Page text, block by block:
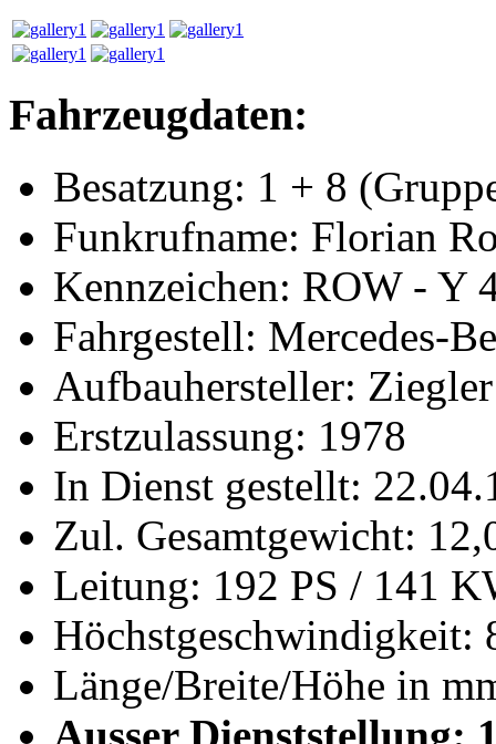
Fahrzeugdaten:
Besatzung: 1 + 8
Funkrufname: Florian
Kennzeichen: ROW - Y
Fahrgestell: Mercedes-
Aufbauhersteller: Ziegler
Erstzulassung: 1978
In Dienst gestellt:
Zul. Gesamtgewicht:
Leitung: 192 PS / 141
Höchstgeschwindigkeit:
Länge/Breite/Höhe in
Ausser Dienststellung: